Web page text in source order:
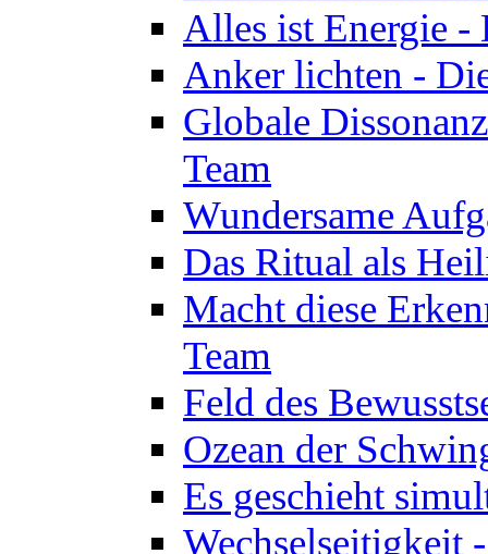
Alles ist Energie -
Anker lichten -
Globale
Team
Wundersame
Das Ritual als
Macht diese
Team
Feld des
Ozean der
Es geschieht
Wechselseitigkeit